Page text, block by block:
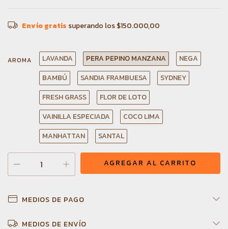
Envío gratis superando los$150.000,00
AROMA LAVANDA PERA PEPINO MANZANA
NEGA
BAMBÚ
SANDIA FRAMBUESA
SYDNEY
FRESH GRASS
FLOR DE LOTO
VAINILLA ESPECIADA
COCO LIMA
MANHATTAN
SANTAL
MEDIOS DE PAGO
MEDIOS DE ENVÍO